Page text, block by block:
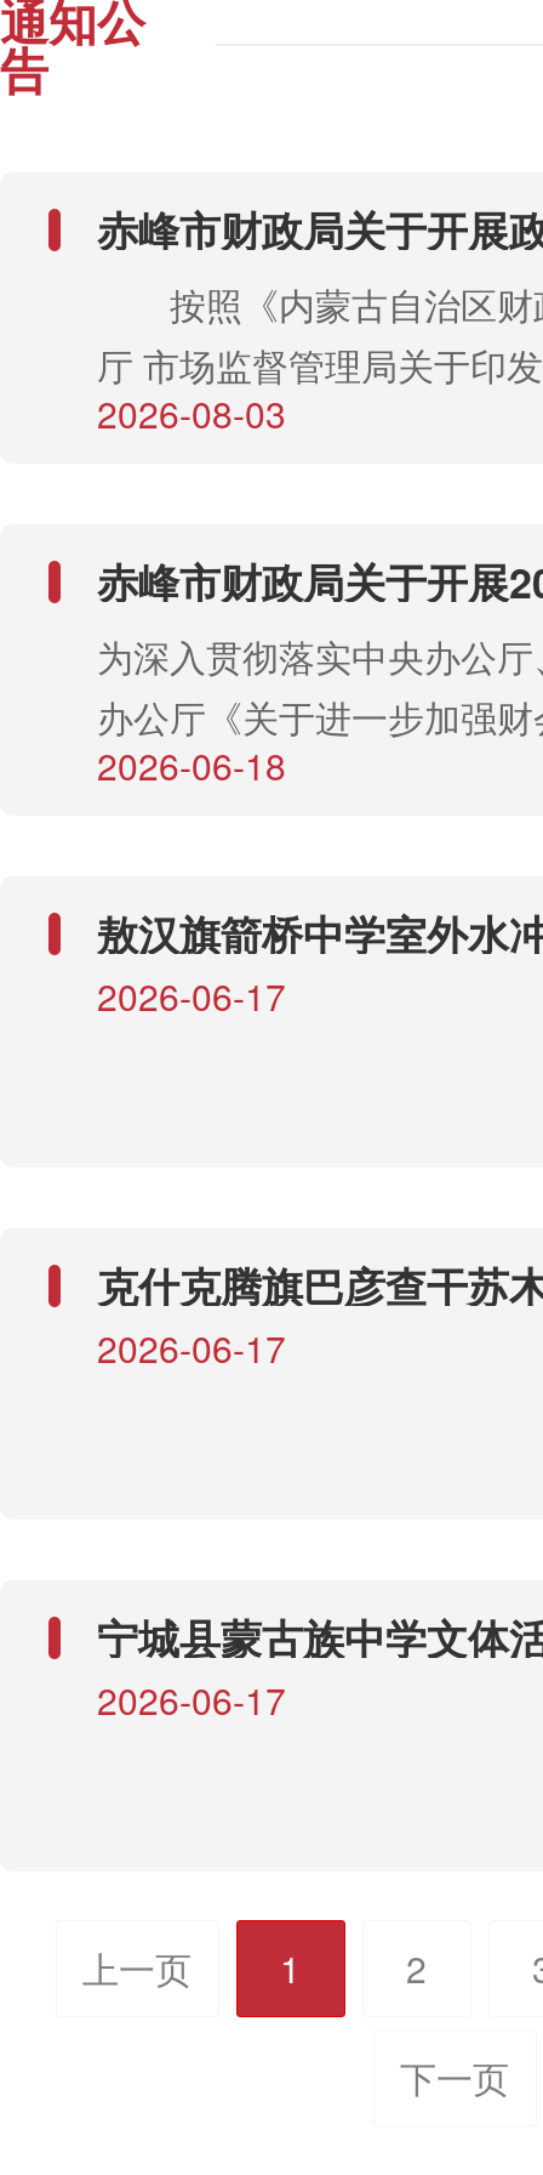
通知公
告
赤峰市财政局关于开展
按照《内蒙古自治区财
厅 市场监督管理局关于印
自治区2026年政府采购领
知》（内财购〔2026〕
《赤峰市财政局 公安局 市
局关于印发<赤峰市2026年
领域“四类”违法违规行为专
方案>的通知》（赤财购〔
构开展检查（名单见附
此公告。 附件：2026年政府采购“四
2026年7月31日
2026-08-03
赤峰市财政局关于开展
为深入贯彻落实中央办公
办公厅《关于进一步加强
作的意见》，切实发挥财
的重要作用，按照2026年
查工作部署及《赤峰市财
市生态环境部门开展会计
开展为期两周的会计信息
查。检查单位分别是：赤
市生态环境局元宝山区分
生态环境局阿鲁科尔沁旗
境局克什克腾旗分局、赤
境局翁牛特旗分局、赤峰
局喀喇沁旗分局、赤峰市
宁城县分局、赤峰市生态
2026-06-18
敖汉旗箭桥中学室外水
运动场建设项目2025年
评报告
2026-06-17
克什克腾旗巴彦查干苏
勒卫生院综合楼建设建
年度绩效自评报告
2026-06-17
宁城县蒙古族中学文体
建设项目2025年度绩效
2026-06-17
上一页 1 2
下一页